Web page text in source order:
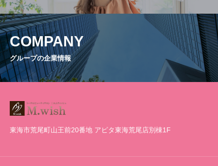
COMPANY
グループの企業情報
東海市荒尾町山王前20番地 アピタ東海荒尾店別棟1F